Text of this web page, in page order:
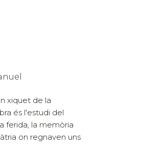
xiquet de la
és l'estudi del
ferida, la memòria
on regnaven uns